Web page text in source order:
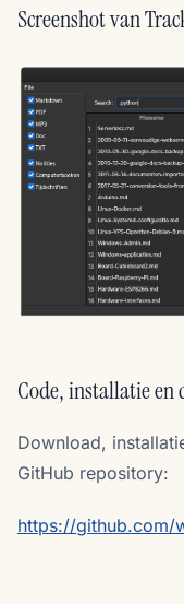
Screenshot van
Code, installatie en
Download,
GitHub repository:
https://github.com/